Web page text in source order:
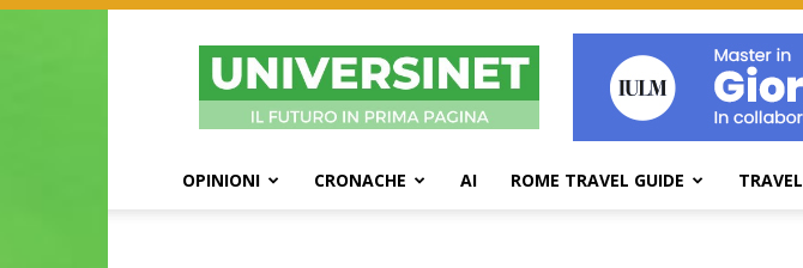
UniversiNet
Magazine
OPINIONI CRONACHE AI ROME TRAVEL GUIDE TRAVEL